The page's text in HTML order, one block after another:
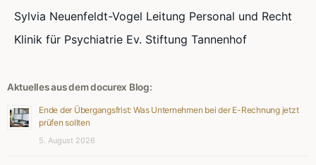
Sylvia Neuenfeldt-Vogel Leitung Personal und Recht
Klinik für Psychiatrie Ev. Stiftung Tannenhof
Aktuelles aus dem docurex Blog:
Ende der Übergangsfrist: Was Unternehmen bei der E-Rechnung jetzt
prüfen sollten
5. August 2026